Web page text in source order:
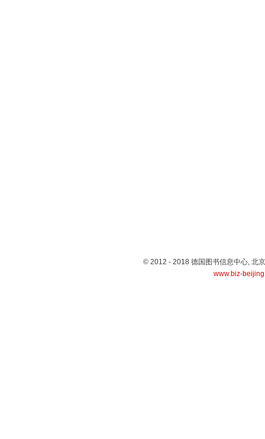
© 2012 - 2018 德国图书信息中心, 北
www.biz-